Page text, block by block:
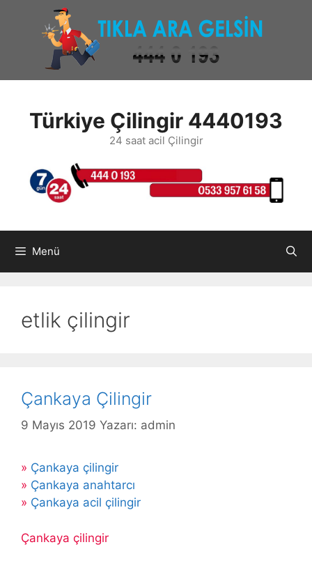
Türkiye Çilingir 4440193
24 saat acil Çilingir
Menü
etlik çilingir
Çankaya Çilingir
9 Mayıs 2019 Yazarı: admin
» Çankaya çilingir
» Çankaya anahtarcı
» Çankaya acil çilingir
Çankaya çilingir